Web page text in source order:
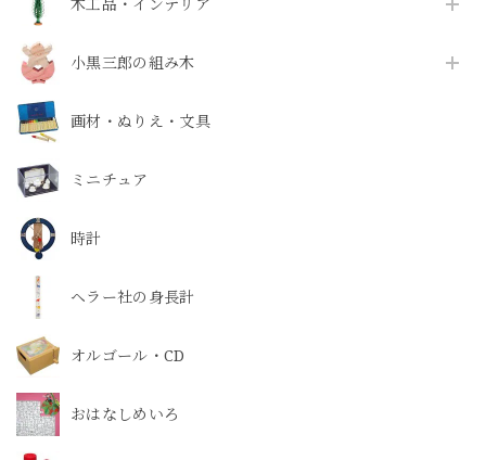
小黒三郎の組み木
画材・ぬりえ・文具
ミニチュア
時計
ヘラー社の身長計
オルゴール・CD
おはなしめいろ